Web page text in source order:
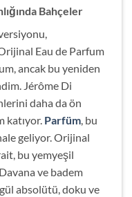
Bahçeler
Eau de Parfum
ancak bu yeniden
Jérôme Di
daha da ön
katıyor. Parfüm, bu
geliyor. Orijinal
bu yemyeşil
ve badem
absolütü, doku ve